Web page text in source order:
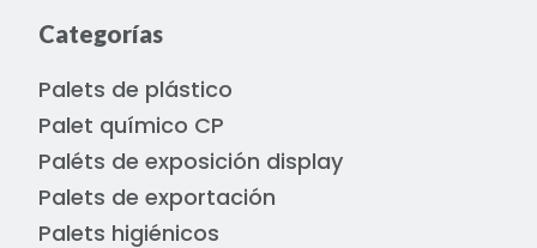
Categorías
Palets de plástico
Palet químico CP
Paléts de exposición display
Palets de exportación
Palets higiénicos